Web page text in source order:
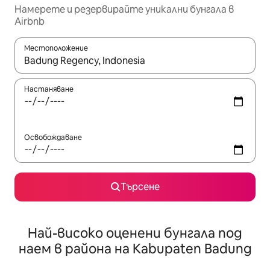
Намерете и резервирайте уникални бунгала в
Airbnb
Местоположение
Когато резултатите се покажат, използвайте
Настаняване
Освобождаване
Търсене
Най-високо оценени бунгала под
наем в района на Kabupaten Badung